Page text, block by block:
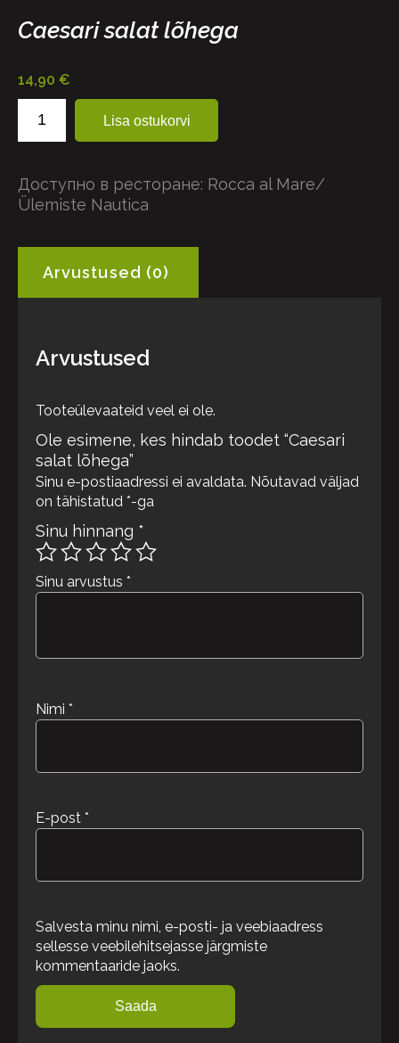
Caesari salat lõhega
14,90 €
salat
Lisa ostukorvi
Доступно в ресторане: Rocca al Mare/
Ülemiste Nautica
Arvustused (0)
Arvustused
Tooteülevaateid veel ei ole.
Ole esimene, kes hindab toodet “Caesari
salat lõhega”
Sinu e-postiaadressi ei avaldata. Nõutavad väljad
on tähistatud *-ga
Sinu hinnang *
Sinu arvustus *
Nimi *
E-post *
Salvesta minu nimi, e-posti- ja veebiaadress
sellesse veebilehitsejasse järgmiste
kommentaaride jaoks.